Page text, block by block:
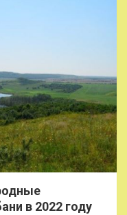
в 2022 году